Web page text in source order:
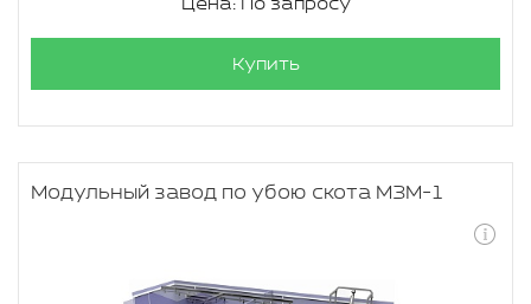
Цена: По запросу
Купить
Модульный завод по убою скота МЗМ-1